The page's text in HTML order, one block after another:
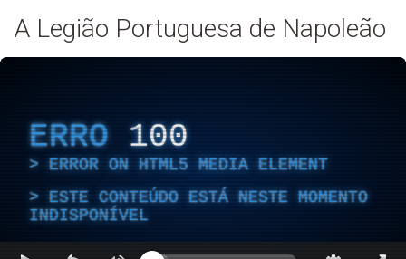
A Legião Portuguesa de Napoleão
ERRO 100
ERROR ON HTML5 MEDIA ELEMENT
ESTE CONTEÚDO ESTÁ NESTE MOMENTO
INDISPONÍVEL